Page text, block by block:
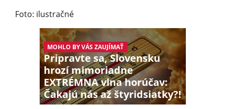
Foto: ilustračné
MOHLO BY VÁS ZAUJÍMAŤ
Pripravte sa, Slovensku
hrozí mimoriadne
EXTRÉMNA vlna horúčav:
Čakajú nás až štyridsiatky?!